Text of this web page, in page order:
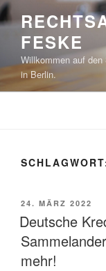
Zum
Inhalt
springenFESKE
Willkommen auf
in Berlin.
VERÖFFENTLICHT
AM
24. MÄRZ 2022
Deutsche
mehr!